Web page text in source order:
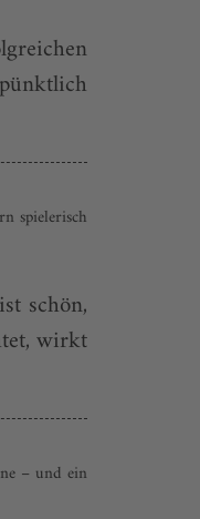
spielerisch
schön,
wirkt
– und ein